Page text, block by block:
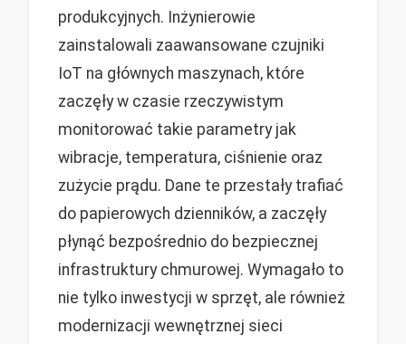
produkcyjnych. Inżynierowie
zainstalowali zaawansowane czujniki
IoT na głównych maszynach, które
zaczęły w czasie rzeczywistym
monitorować takie parametry jak
wibracje, temperatura, ciśnienie oraz
zużycie prądu. Dane te przestały trafiać
do papierowych dzienników, a zaczęły
płynąć bezpośrednio do bezpiecznej
infrastruktury chmurowej. Wymagało to
nie tylko inwestycji w sprzęt, ale również
modernizacji wewnętrznej sieci